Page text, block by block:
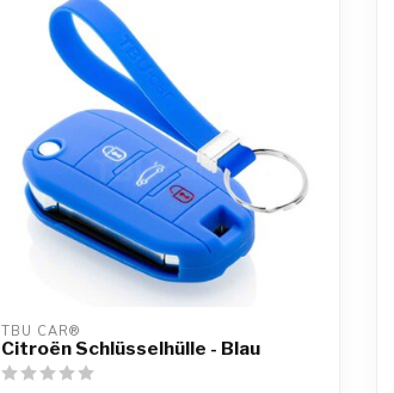
TBU CAR®
Citroën Schlüsselhülle - Blau